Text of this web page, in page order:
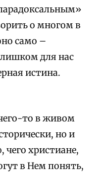
о многом в
само –
для нас
истина.
то в живом
но и
христиане,
в Нем понять,